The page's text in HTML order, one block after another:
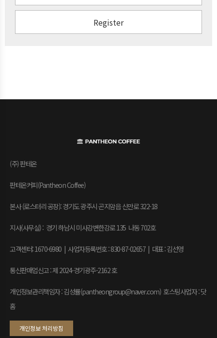
Register
(주) 판테온
판테온커피(Pantheon Coffee)
본사 (로스터리 공장): 경기도 광주시 곤지암읍 신만로 322-18
지사(사무실) : 경기 하남시 미사강변한강로 135 나동 702호
고객센터: 1670-6980 | 사업자등록번호 : 830-87-02657 | 대표 : 김선영
통신판매업신고 : 제 2024-경기광주-2162 호
개인정보관리책임자 : 김성률(pantheongroup@naver.com) 호스팅사업자 : 닷
홈
개인정보 처리방침